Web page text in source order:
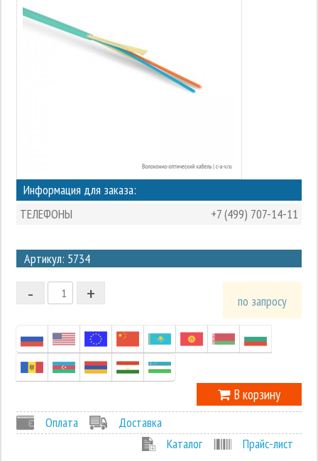
Информация для заказа:
ТЕЛЕФОНЫ
+7 (499) 707-14-11
Артикул: 5734
2
1
-1
+
- по запросу
В корзину
Оплата
Доставка
Каталог
Прайс-лист